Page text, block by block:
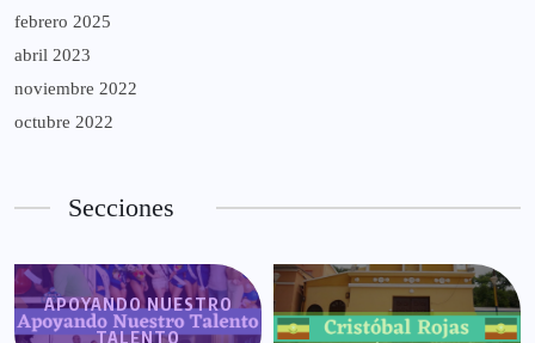
febrero 2025
abril 2023
noviembre 2022
octubre 2022
Secciones
APOYANDO NUESTRO
TALENTO